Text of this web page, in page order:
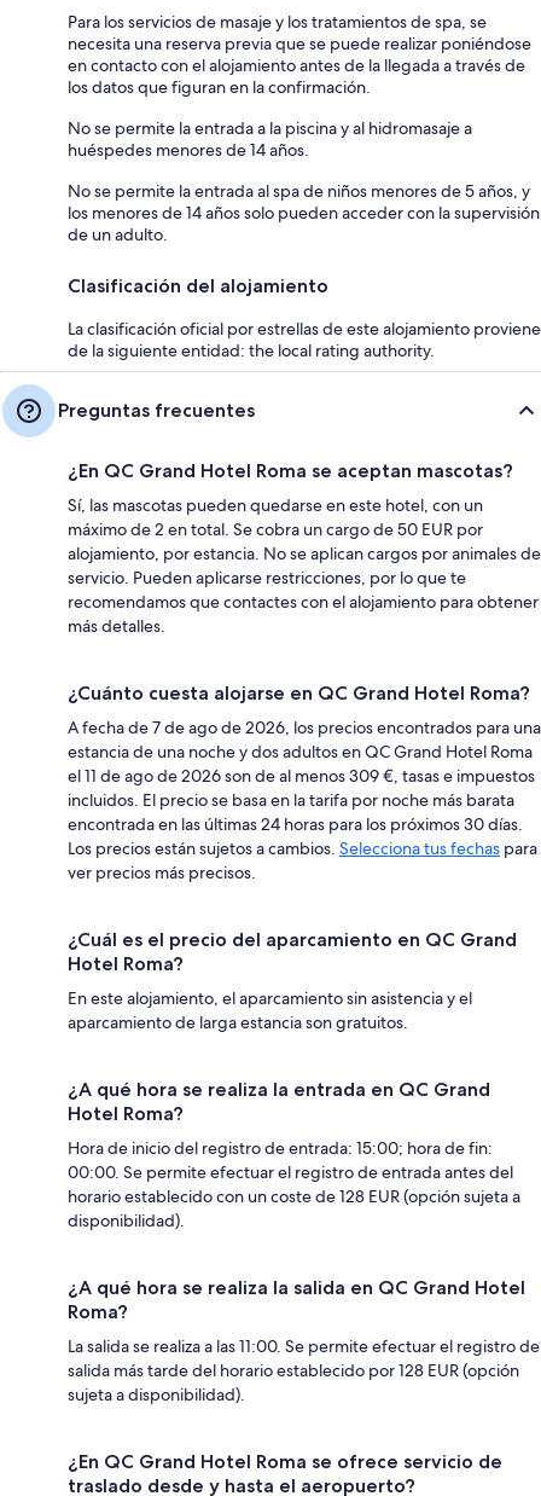
Para los servicios de masaje y los tratamientos de spa, se
necesita una reserva previa que se puede realizar poniéndose
en contacto con el alojamiento antes de la llegada a través de
los datos que figuran en la confirmación.
No se permite la entrada a la piscina y al hidromasaje a
huéspedes menores de 14 años.
No se permite la entrada al spa de niños menores de 5 años, y
los menores de 14 años solo pueden acceder con la supervisión
de un adulto.
Clasificación del alojamiento
La clasificación oficial por estrellas de este alojamiento proviene
de la siguiente entidad: the local rating authority.
Preguntas frecuentes
¿En QC Grand Hotel Roma se aceptan mascotas?
Sí, las mascotas pueden quedarse en este hotel, con un
máximo de 2 en total. Se cobra un cargo de 50 EUR por
alojamiento, por estancia. No se aplican cargos por animales de
servicio. Pueden aplicarse restricciones, por lo que te
recomendamos que contactes con el alojamiento para obtener
más detalles.
¿Cuánto cuesta alojarse en QC Grand Hotel Roma?
A fecha de 7 de ago de 2026, los precios encontrados para una
estancia de una noche y dos adultos en QC Grand Hotel Roma
el 11 de ago de 2026 son de al menos 309 €, tasas e impuestos
incluidos. El precio se basa en la tarifa por noche más barata
encontrada en las últimas 24 horas para los próximos 30 días.
Los precios están sujetos a cambios. Selecciona tus fechas para
ver precios más precisos.
¿Cuál es el precio del aparcamiento en QC Grand
Hotel Roma?
En este alojamiento, el aparcamiento sin asistencia y el
aparcamiento de larga estancia son gratuitos.
¿A qué hora se realiza la entrada en QC Grand
Hotel Roma?
Hora de inicio del registro de entrada: 15:00; hora de fin:
00:00. Se permite efectuar el registro de entrada antes del
horario establecido con un coste de 128 EUR (opción sujeta a
disponibilidad).
¿A qué hora se realiza la salida en QC Grand Hotel
Roma?
La salida se realiza a las 11:00. Se permite efectuar el registro de
salida más tarde del horario establecido por 128 EUR (opción
sujeta a disponibilidad).
¿En QC Grand Hotel Roma se ofrece servicio de
traslado desde y hasta el aeropuerto?